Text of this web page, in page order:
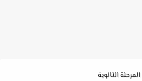
المرحلة الثانوية